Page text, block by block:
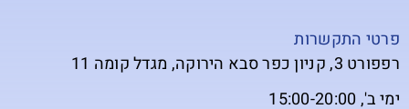
פרטי התקשרות
רפפורט 3, קניון כפר סבא הירוקה, מגדל קומה 11
ימי ב', 15:00-20:00